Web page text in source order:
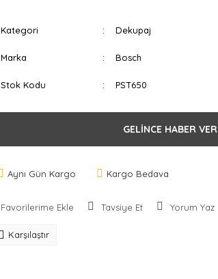
Kategori Dekupaj
Marka Bosch
Stok Kodu PST650
GELİNCE HABER VER
Aynı Gün Kargo Kargo Bedava
Tavsiye Et Yorum Yaz
Karşılaştır